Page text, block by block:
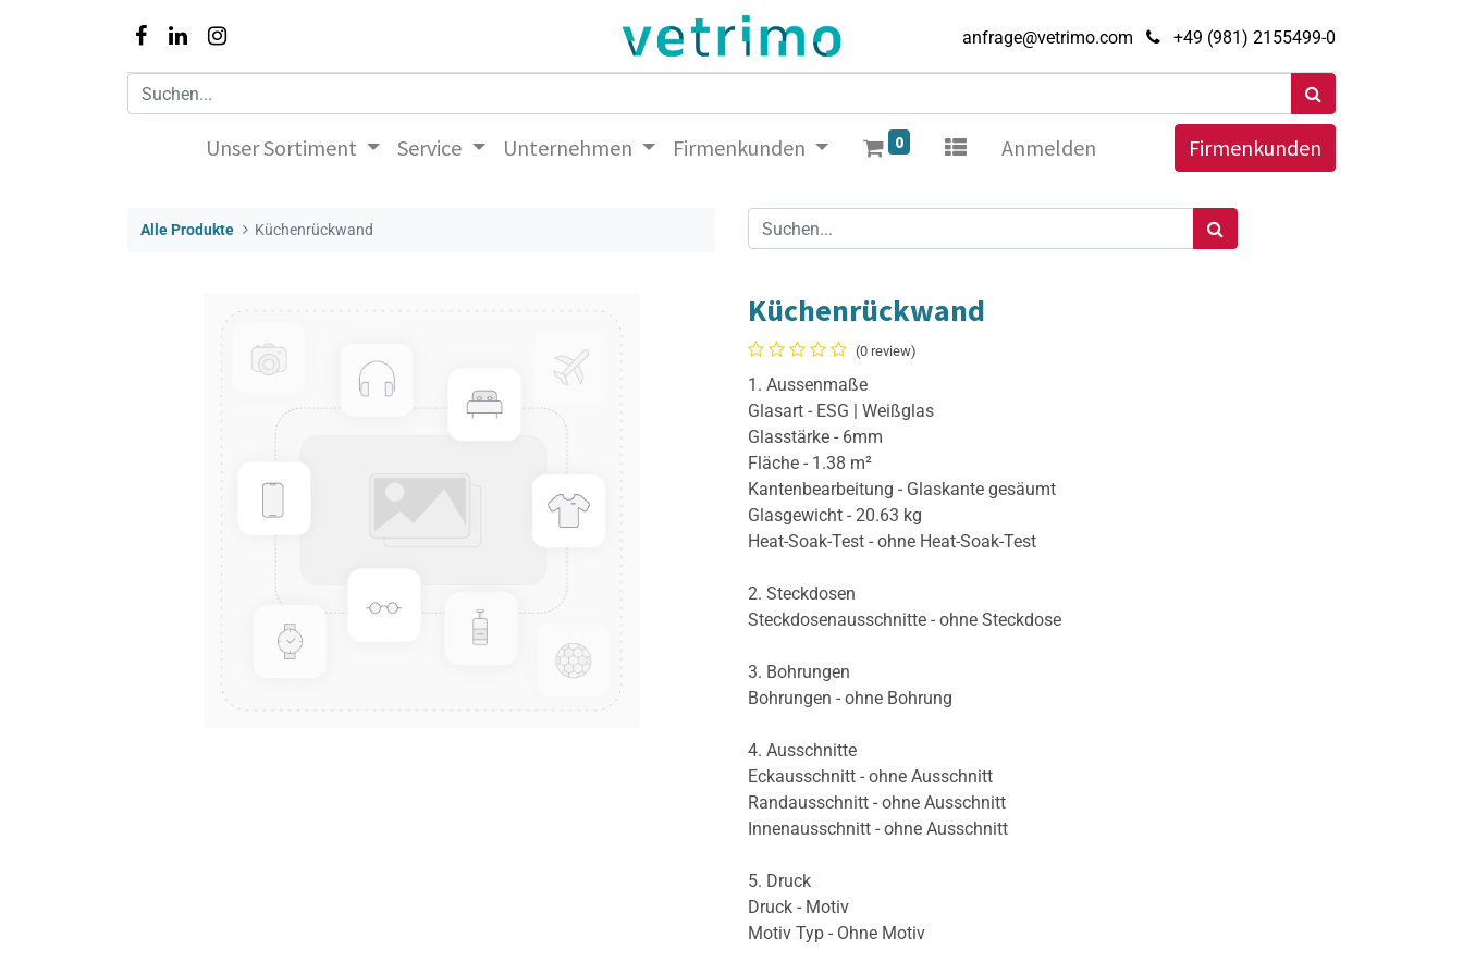
anfrage@vetrimo.com +49 (981) 2155499-0
Unser Sortiment Service Unternehmen Firmenkunden 0 Anmelden Firmenkunden
Alle Produkte Küchenrückwand
Küchenrückwand
(0 review)
1. Aussenmaße
Glasart - ESG | Weißglas
Glasstärke - 6mm
Fläche - 1.38 m²
Kantenbearbeitung - Glaskante gesäumt
Glasgewicht - 20.63 kg
Heat-Soak-Test - ohne Heat-Soak-Test
2. Steckdosen
Steckdosenausschnitte - ohne Steckdose
3. Bohrungen
Bohrungen - ohne Bohrung
4. Ausschnitte
Eckausschnitt - ohne Ausschnitt
Randausschnitt - ohne Ausschnitt
Innenausschnitt - ohne Ausschnitt
5. Druck
Druck - Motiv
Motiv Typ - Ohne Motiv